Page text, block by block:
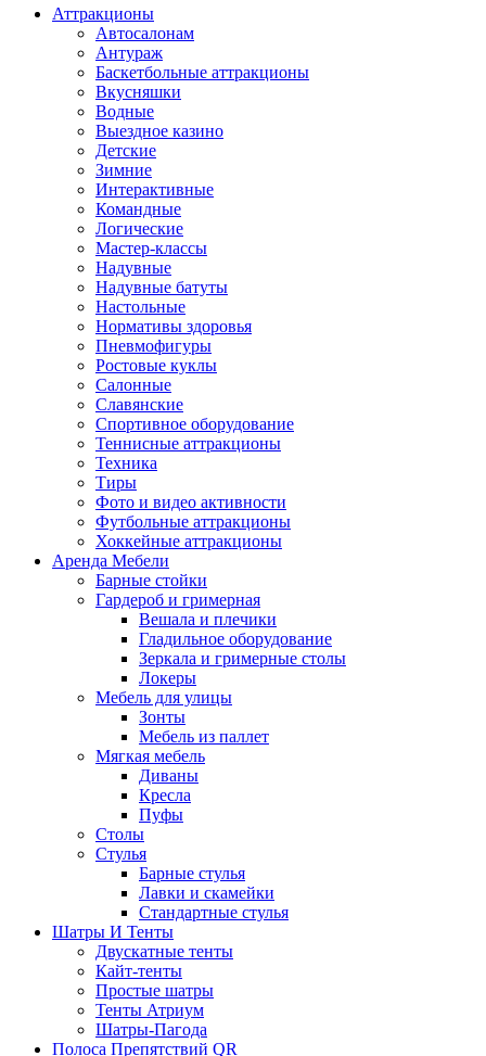
Аттракционы
Автосалонам
Антураж
Баскетбольные аттракционы
Вкусняшки
Водные
Выездное казино
Детские
Зимние
Интерактивные
Командные
Логические
Мастер-классы
Надувные
Надувные батуты
Настольные
Нормативы здоровья
Пневмофигуры
Ростовые куклы
Салонные
Славянские
Спортивное оборудование
Теннисные аттракционы
Техника
Тиры
Фото и видео активности
Футбольные аттракционы
Хоккейные аттракционы
Аренда Мебели
Барные стойки
Гардероб и гримерная
Вешала и плечики
Гладильное оборудование
Зеркала и гримерные столы
Локеры
Мебель для улицы
Зонты
Мебель из паллет
Мягкая мебель
Диваны
Кресла
Пуфы
Столы
Стулья
Барные стулья
Лавки и скамейки
Стандартные стулья
Шатры И Тенты
Двускатные тенты
Кайт-тенты
Простые шатры
Тенты Атриум
Шатры-Пагода
Полоса Препятствий QR